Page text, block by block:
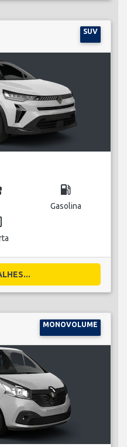
SUV
local_gas_station
Gasolina
MONOVOLUME